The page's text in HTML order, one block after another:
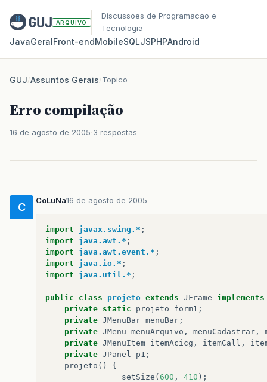
ARQUIVO
Discussoes de Programacao e
Tecnologia
JavaGeralFront‑endMobileSQLJSPHPAndroid
GUJ/Assuntos Gerais/Topico
Erro compilação
16 de agosto de 2005 3 respostas
C
CoLuNa16 de agosto de 2005
import javax.swing.* ;
import
java.awt.* ;
import
java.awt.event.* ;
import
java.io.* ;
import
java.util.* ;
public class projeto extends JFrame
implements
private static projeto form1 ;
private JMenuBar menuBar ;
private JMenu menuArquivo , menuCadastrar ,
private JMenuItem itemAcicg , itemCall ,
private JPanel p1 ;
projeto ()
{
setSize ( 600 , 410 );